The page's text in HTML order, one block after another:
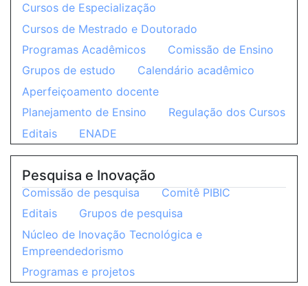
Cursos de Especialização
Cursos de Mestrado e Doutorado
Programas Acadêmicos
Comissão de Ensino
Grupos de estudo
Calendário acadêmico
Aperfeiçoamento docente
Planejamento de Ensino
Regulação dos Cursos
Editais
ENADE
Pesquisa e Inovação
Comissão de pesquisa
Comitê PIBIC
Editais
Grupos de pesquisa
Núcleo de Inovação Tecnológica e
Empreendedorismo
Programas e projetos